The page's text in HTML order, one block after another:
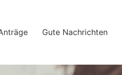
Gute Nachrichten